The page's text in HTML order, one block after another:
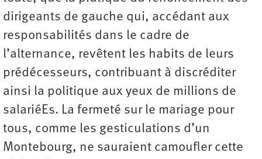
dirigeants de gauche qui, accédant aux
responsabilités dans le cadre de
l’alternance, revêtent les habits de leurs
prédécesseurs, contribuant à discréditer
ainsi la politique aux yeux de millions de
salariéEs. La fermeté sur le mariage pour
tous, comme les gesticulations d’un
Montebourg, ne sauraient camoufler cette